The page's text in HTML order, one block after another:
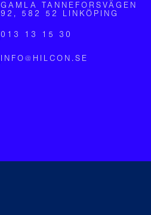
GAMLA TANNEFORSVÄGEN
92, 582 52 LINKÖPING
013 13 15 30
INFO@HILCON.SE